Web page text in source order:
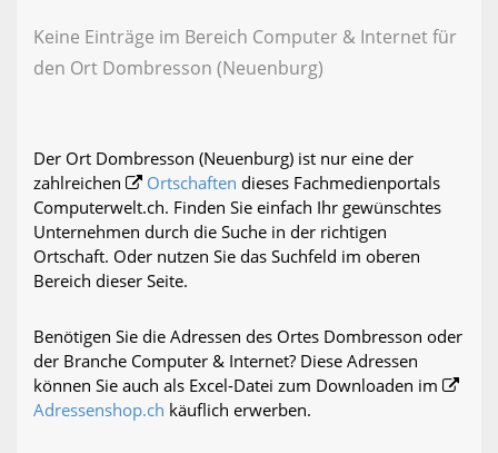
Keine Einträge im Bereich Computer & Internet für
den Ort Dombresson (Neuenburg)
Der Ort Dombresson (Neuenburg) ist nur eine der
zahlreichen
Ortschaften dieses Fachmedienportals
Computerwelt.ch. Finden Sie einfach Ihr gewünschtes
Unternehmen durch die Suche in der richtigen
Ortschaft. Oder nutzen Sie das Suchfeld im oberen
Bereich dieser Seite.
Benötigen Sie die Adressen des Ortes Dombresson oder
der Branche Computer & Internet? Diese Adressen
können Sie auch als Excel-Datei zum Downloaden im
Adressenshop.ch käuflich erwerben.